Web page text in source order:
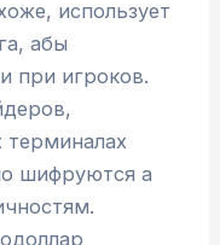
использует
абы
при игроков.
шифруются а